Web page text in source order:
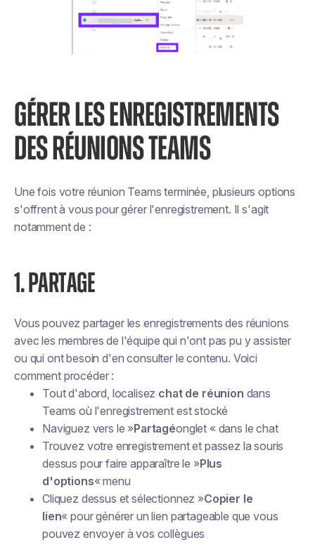
GÉRER LES ENREGISTREMENTS
DES RÉUNIONS TEAMS
Une fois votre réunion Teams terminée, plusieurs options
s'offrent à vous pour gérer l'enregistrement. Il s'agit
notamment de :
1. PARTAGE
Vous pouvez partager les enregistrements des réunions
avec les membres de l'équipe qui n'ont pas pu y assister
ou qui ont besoin d'en consulter le contenu. Voici
comment procéder :
Tout d'abord, localisez chat de réunion dans
Teams où l'enregistrement est stocké
Naviguez vers le »Partagéonglet « dans le chat
Trouvez votre enregistrement et passez la souris
dessus pour faire apparaître le »Plus
d'options« menu
Cliquez dessus et sélectionnez »Copier le
lien« pour générer un lien partageable que vous
pouvez envoyer à vos collègues